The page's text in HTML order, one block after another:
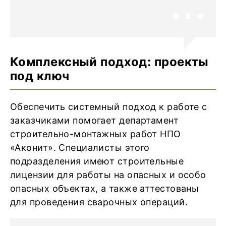
Комплексный подход: проекты
под ключ
Обеспечить системный подход к работе с
заказчиками помогает департамент
строительно-монтажных работ НПО
«Аконит». Специалисты этого
подразделения имеют строительные
лицензии для работы на опасных и особо
опасных объектах, а также аттестованы
для проведения сварочных операций.